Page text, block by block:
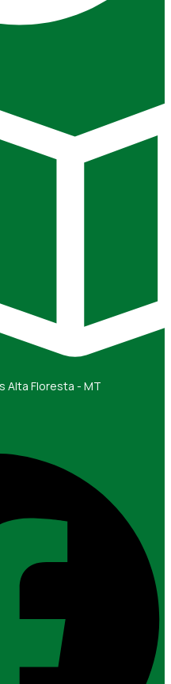
Alta Floresta - MT